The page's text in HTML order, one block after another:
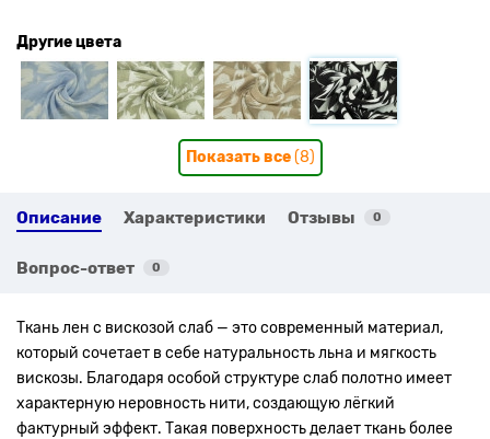
Другие цвета
Показать все(8)
Описание Характеристики Отзывы 0
Вопрос-ответ 0
Ткань лен с вискозой слаб — это современный материал,
который сочетает в себе натуральность льна и мягкость
вискозы. Благодаря особой структуре слаб полотно имеет
характерную неровность нити, создающую лёгкий
фактурный эффект. Такая поверхность делает ткань более